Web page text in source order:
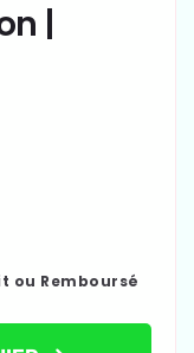
|
ou Remboursé